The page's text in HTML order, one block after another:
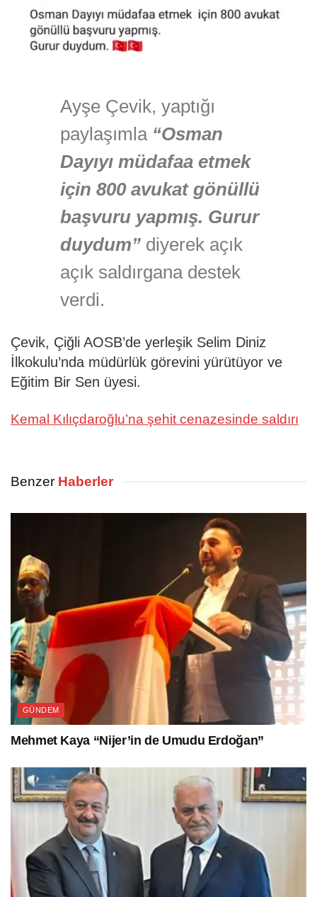
Ayşe Çevik, yaptığı
paylaşımla“Osman
Dayıyı müdafaa etmek
için 800 avukat gönüllü
başvuru yapmış. Gurur
duydum” diyerek açık
açık saldırgana destek
verdi.
Çevik, Çiğli AOSB’de yerleşik Selim Diniz
İlkokulu’nda müdürlük görevini yürütüyor ve
Eğitim Bir Sen üyesi.
Kemal Kılıçdaroğlu’na şehit cenazesinde saldırı
Benzer Haberler
GÜNDEM
Mehmet Kaya “Nijer’in de Umudu Erdoğan”